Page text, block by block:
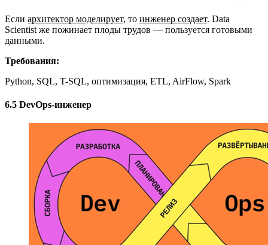
Если архитектор моделирует, то инженер создает. Data
Scientist же пожинает плоды трудов — пользуется готовыми
данными.
Требования:
Python, SQL, T-SQL, оптимизация, ETL, AirFlow, Spark
6.5 DevOps-инженер